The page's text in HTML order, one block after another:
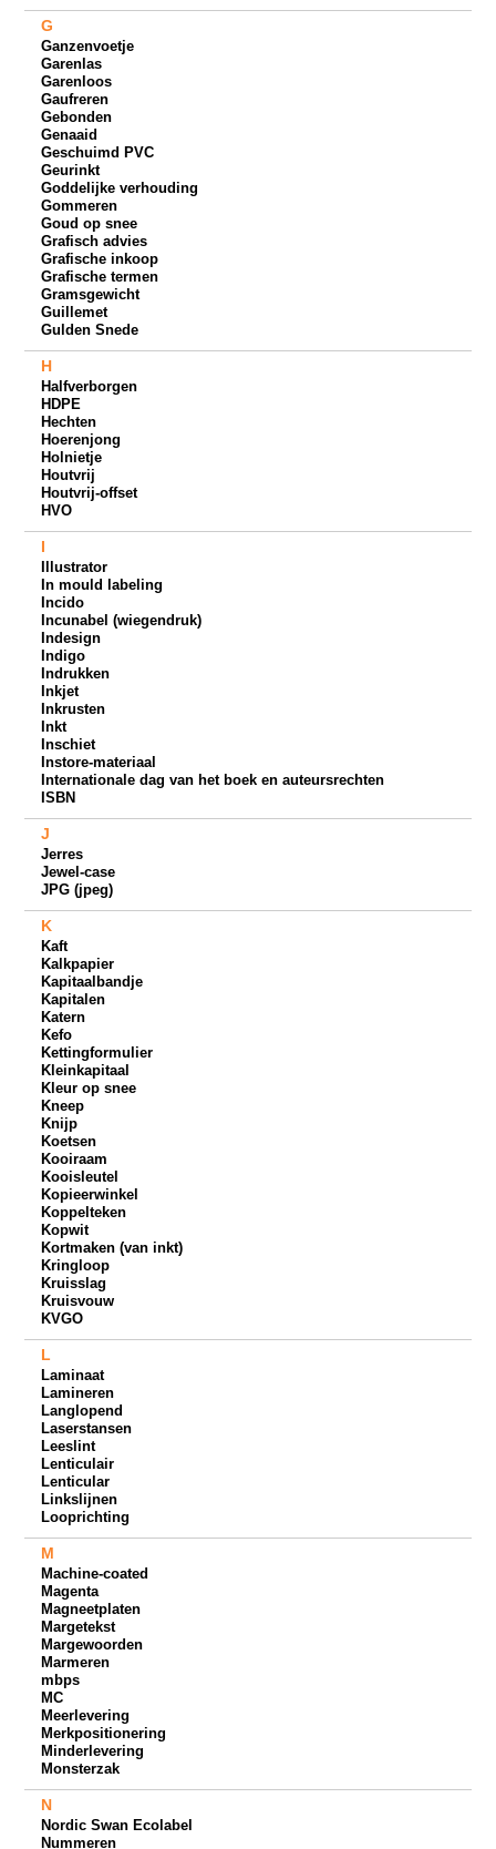
G
Ganzenvoetje
Garenlas
Garenloos
Gaufreren
Gebonden
Genaaid
Geschuimd PVC
Geurinkt
Goddelijke verhouding
Gommeren
Goud op snee
Grafisch advies
Grafische inkoop
Grafische termen
Gramsgewicht
Guillemet
Gulden Snede
H
Halfverborgen
HDPE
Hechten
Hoerenjong
Holnietje
Houtvrij
Houtvrij-offset
HVO
I
Illustrator
In mould labeling
Incido
Incunabel (wiegendruk)
Indesign
Indigo
Indrukken
Inkjet
Inkrusten
Inkt
Inschiet
Instore-materiaal
Internationale dag van het boek en auteursrechten
ISBN
J
Jerres
Jewel-case
JPG (jpeg)
K
Kaft
Kalkpapier
Kapitaalbandje
Kapitalen
Katern
Kefo
Kettingformulier
Kleinkapitaal
Kleur op snee
Kneep
Knijp
Koetsen
Kooiraam
Kooisleutel
Kopieerwinkel
Koppelteken
Kopwit
Kortmaken (van inkt)
Kringloop
Kruisslag
Kruisvouw
KVGO
L
Laminaat
Lamineren
Langlopend
Laserstansen
Leeslint
Lenticulair
Lenticular
Linkslijnen
Looprichting
M
Machine-coated
Magenta
Magneetplaten
Margetekst
Margewoorden
Marmeren
mbps
MC
Meerlevering
Merkpositionering
Minderlevering
Monsterzak
N
Nordic Swan Ecolabel
Nummeren